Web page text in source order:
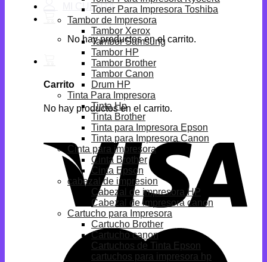
No hay productos en el carrito.
Carrito
No hay productos en el carrito.
Toner Para Impresora Toshiba
Tambor de Impresora
Tambor Xerox
Tambor Samsung
Tambor HP
Tambor Brother
Tambor Canon
Drum HP
Tinta Para Impresora
Tinta Hp
Tinta Brother
Tinta para Impresora Epson
Tinta para Impresora Canon
Cinta para impresora
Cinta Brother
Cinta Epson
cabezal de impresion
Cabezal de impresora HP
Cabezal de impresora canon
Cartucho para Impresora
Cartucho Brother
Cartucho canon
Cartuchos de Tinta Epson
cartuchos para impresora hp